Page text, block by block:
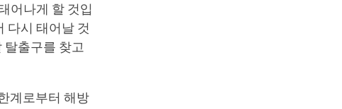
어나게 할 것입
다시 태어날 것
탈출구를 찾고
계로부터 해방